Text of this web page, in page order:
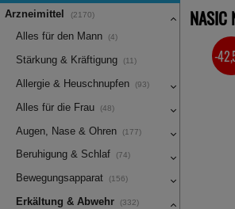
SIE
-
Arzneimittel (2170)
Alles für den Mann (4)
Stärkung & Kräftigung (11)
Allergie & Heuschnupfen (93)
Alles für die Frau (48)
Augen, Nase & Ohren (177)
Beruhigung & Schlaf (74)
Bewegungsapparat (156)
Erkältung & Abwehr (332)